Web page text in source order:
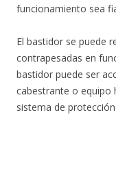
funcionamiento sea
El bastidor se puede
contrapesadas en
bastidor puede ser
cabestrante o equipo
sistema de